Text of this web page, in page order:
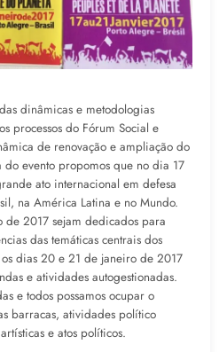
dinâmicas e metodologias
processos do Fórum Social e
de renovação e ampliação do
evento propomos que no dia 17
ato internacional em defesa
na América Latina e no Mundo.
de 2017 sejam dedicados para
das temáticas centrais dos
dias 20 e 21 de janeiro de 2017
e atividades autogestionadas.
e todos possamos ocupar o
barracas, atividades político
e atos políticos.